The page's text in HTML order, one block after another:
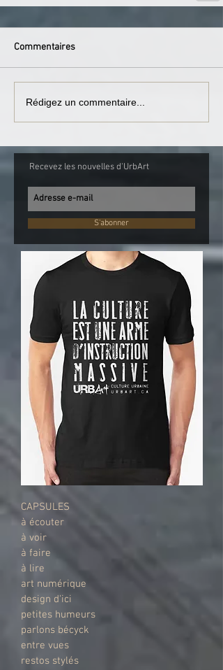
Commentaires
Rédigez un commentaire...
Recevez les nouvelles d'UrbArt
S'abonner
CAPSULES
à écouter
à voir
à faire
à lire
art numérique
design d'ici
petites humeurs
parlons bécyck
entre vues
restos stylés